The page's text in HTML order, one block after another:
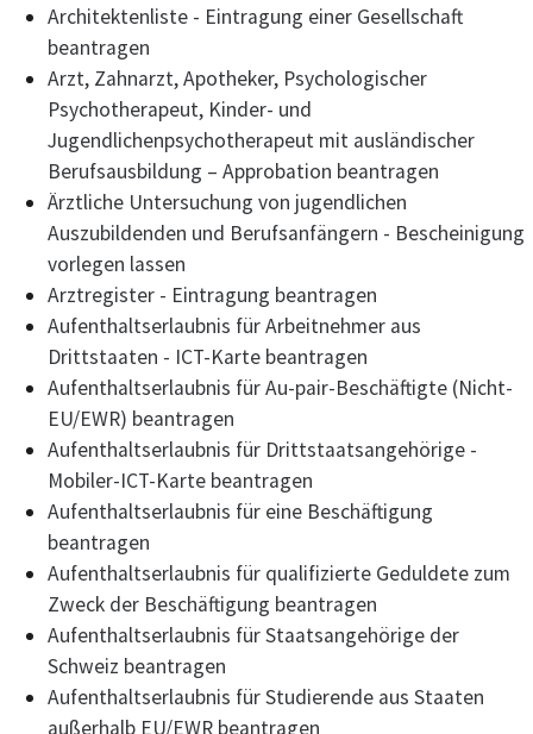
Architektenliste - Eintragung einer Gesellschaft
beantragen
Arzt, Zahnarzt, Apotheker, Psychologischer
Psychotherapeut, Kinder- und
Jugendlichenpsychotherapeut mit ausländischer
Berufsausbildung – Approbation beantragen
Ärztliche Untersuchung von jugendlichen
Auszubildenden und Berufsanfängern - Bescheinigung
vorlegen lassen
Arztregister - Eintragung beantragen
Aufenthaltserlaubnis für Arbeitnehmer aus
Drittstaaten - ICT-Karte beantragen
Aufenthaltserlaubnis für Au-pair-Beschäftigte (Nicht-
EU/EWR) beantragen
Aufenthaltserlaubnis für Drittstaatsangehörige -
Mobiler-ICT-Karte beantragen
Aufenthaltserlaubnis für eine Beschäftigung
beantragen
Aufenthaltserlaubnis für qualifizierte Geduldete zum
Zweck der Beschäftigung beantragen
Aufenthaltserlaubnis für Staatsangehörige der
Schweiz beantragen
Aufenthaltserlaubnis für Studierende aus Staaten
außerhalb EU/EWR beantragen